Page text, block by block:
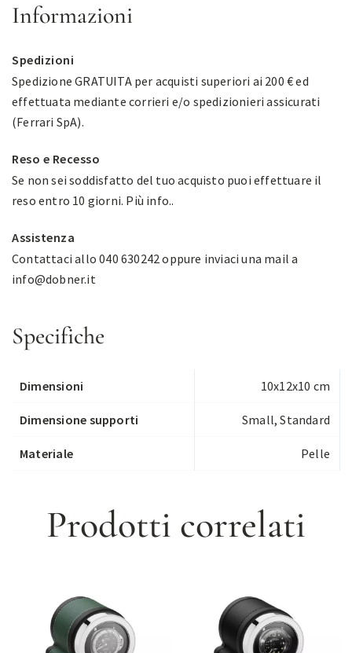
Informazioni
Spedizioni
Spedizione GRATUITA per acquisti superiori ai 200 € ed
effettuata mediante corrieri e/o spedizionieri assicurati
(Ferrari SpA).
Reso e Recesso
Se non sei soddisfatto del tuo acquisto puoi effettuare il
reso entro 10 giorni. Più info..
Assistenza
Contattaci allo 040 630242 oppure inviaci una mail a
info@dobner.it
Specifiche
Dimensioni 10x12x10 cm
Dimensione supporti Small, Standard
Materiale Pelle
Prodotti correlati